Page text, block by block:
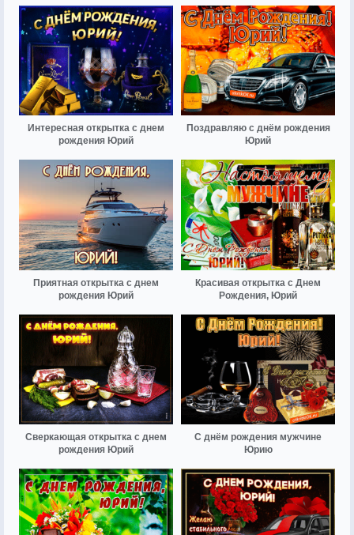
Интересная открытка с днем
рождения Юрий
Поздравляю с днём рождения
Юрий
Приятная открытка с днем
рождения Юрий
Красивая открытка с Днем
Рождения, Юрий
Сверкающая открытка с днем
рождения Юрий
С днём рождения мужчине
Юрию